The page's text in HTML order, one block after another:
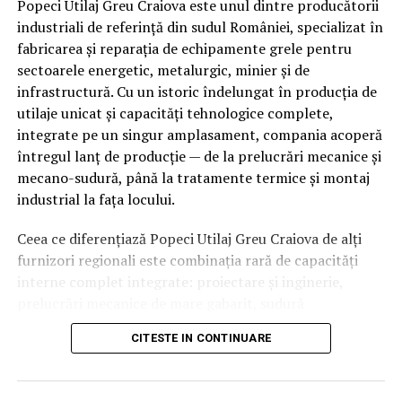
Popeci Utilaj Greu Craiova este unul dintre producătorii
industriali de referință din sudul României, specializat în
fabricarea și reparația de echipamente grele pentru
sectoarele energetic, metalurgic, minier și de
infrastructură. Cu un istoric îndelungat în producția de
utilaje unicat și capacități tehnologice complete,
integrate pe un singur amplasament, compania acoperă
întregul lanț de producție — de la prelucrări mecanice și
mecano-sudură, până la tratamente termice și montaj
industrial la fața locului.
Ceea ce diferențiază Popeci Utilaj Greu Craiova de alți
furnizori regionali este combinația rară de capacități
interne complet integrate: proiectare și inginerie,
specializată, tratamente termice proprii, laboratoare de
testare și un parc industrial dedicat producției unicat.
CITESTE IN CONTINUARE